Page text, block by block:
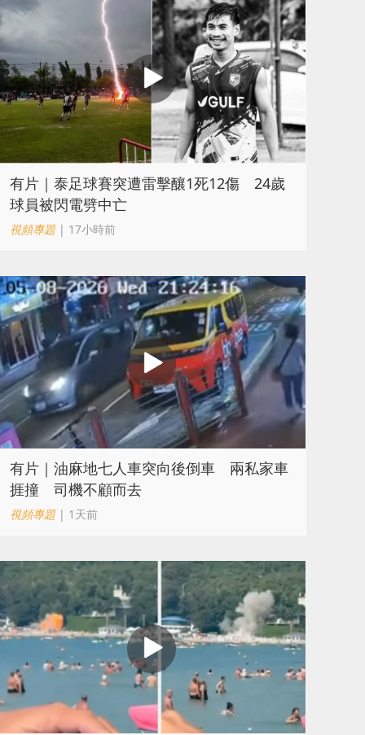
有片｜泰足球賽突遭雷擊釀1死12傷 24歲
球員被閃電劈中亡
視頻專題| 17小時前
有片｜油麻地七人車突向後倒車 兩私家車
捱撞 司機不顧而去
視頻專題| 1天前